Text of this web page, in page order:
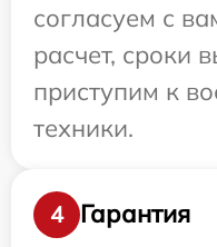
согласуем с
расчет, сроки
приступим к
техники.
4
Гарантия